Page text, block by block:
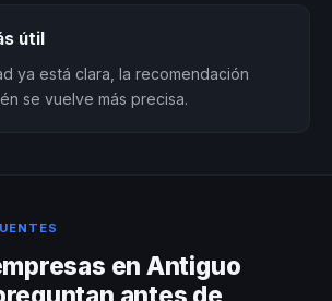
útil
ya está clara, la recomendación
se vuelve más precisa.
en Antiguo